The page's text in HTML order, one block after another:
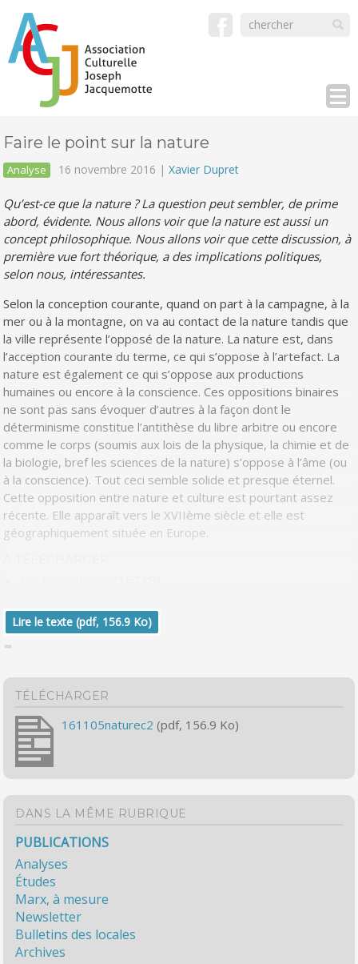
Faire le point sur la nature
Analyse 16 novembre 2016 |Xavier Dupret
Qu’est-ce que la nature ? La question peut sembler, de prime
abord, évidente. Nous allons voir que la nature est aussi un
concept philosophique. Nous allons voir que cette discussion, à
première vue fort théorique, a des implications politiques,
selon nous, intéressantes.
Selon la conception courante, quand on part à la campagne, à la
mer ou à la montagne, on va au contact de la nature tandis que
la ville représente l’opposé de la nature. La nature est, dans
l’acception courante du terme, ce qui s’oppose à l’artefact. La
nature est également ce qui s’oppose aux productions
humaines ou encore à la conscience. Ces oppositions binaires
ne sont pas sans évoquer d’autres à la façon dont le
déterminisme constitue l’antithèse du libre arbitre ou encore
comme le corps (soumis aux lois de la physique, la chimie et de
la biologie, bref les sciences de la nature) s’oppose à l’âme (ou
à la conscience). Tout ceci semble solide et presque éternel.
Cette opposition entre nature et culture est pourtant assez
récente. Elle apparaît vers le XVIIème siècle et elle est
géographiquement située en Europe.
Lire le texte (pdf, 156.9 Ko)
TÉLÉCHARGER
161105naturec2 (pdf, 156.9 Ko)
DANS LA MÊME RUBRIQUE
PUBLICATIONS
Analyses
Études
Marx, à mesure
Newsletter
Bulletins des locales
Archives